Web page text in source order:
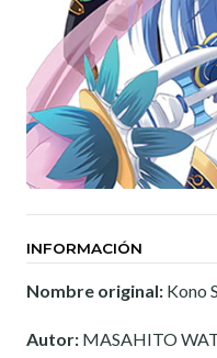
INFORMACIÓN
Nombre original: Kono
Autor: MASAHITO